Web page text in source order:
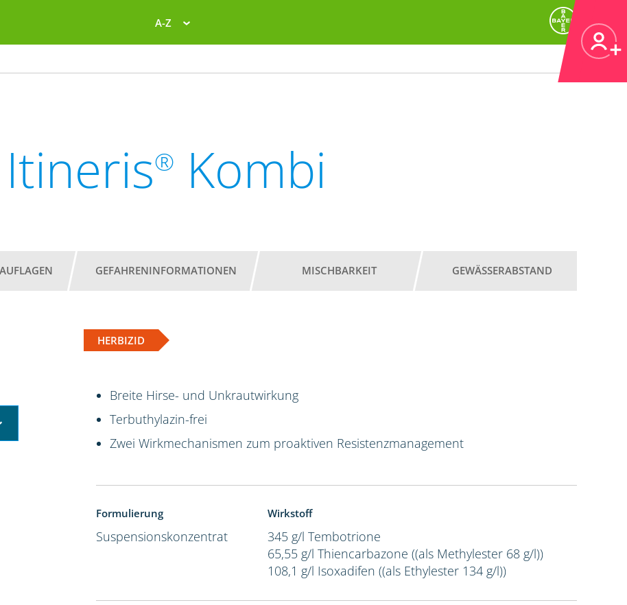
A-Z
Itineris® Kombi
GEFAHRENINFORMATIONEN MISCHBARKEIT GEWÄSSERABSTAND
HERBIZID
Breite Hirse- und Unkrautwirkung
Terbuthylazin-frei
Zwei Wirkmechanismen zum proaktiven Resistenzmanagement
Formulierung
Suspensionskonzentrat
Wirkstoff
345 g/l Tembotrione
65,55 g/l Thiencarbazone ((als Methylester 68 g/l))
108,1 g/l Isoxadifen ((als Ethylester 134 g/l))